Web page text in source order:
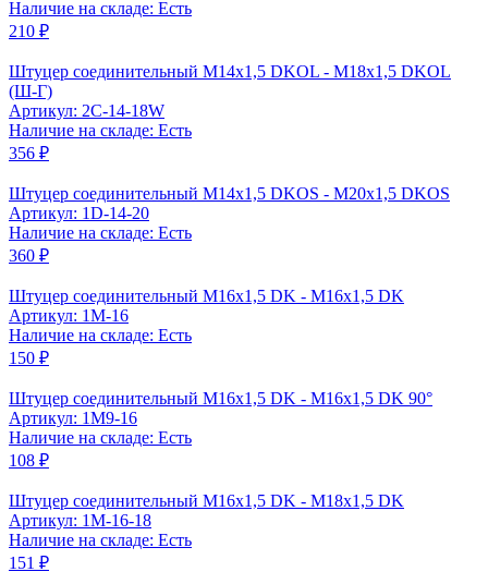
Наличие на складе: Есть
210 ₽
Штуцер соединительный M14x1,5 DKOL - M18x1,5 DKOL
(Ш-Г)
Артикул: 2C-14-18W
Наличие на складе: Есть
356 ₽
Штуцер соединительный M14x1,5 DKOS - M20x1,5 DKOS
Артикул: 1D-14-20
Наличие на складе: Есть
360 ₽
Штуцер соединительный M16x1,5 DK - M16x1,5 DK
Артикул: 1M-16
Наличие на складе: Есть
150 ₽
Штуцер соединительный M16x1,5 DK - M16x1,5 DK 90°
Артикул: 1M9-16
Наличие на складе: Есть
108 ₽
Штуцер соединительный М16x1,5 DK - М18x1,5 DK
Артикул: 1M-16-18
Наличие на складе: Есть
151 ₽